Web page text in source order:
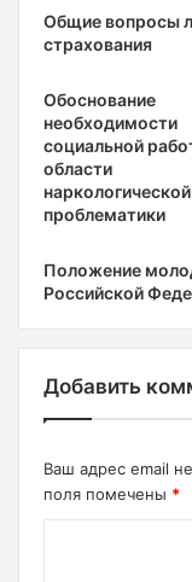
Общие вопросы
страхования
Обоснование
необходимости
социальной
области
наркологической
проблематики
Положение
Российской
Добавить
Ваш адрес email
поля помечены *